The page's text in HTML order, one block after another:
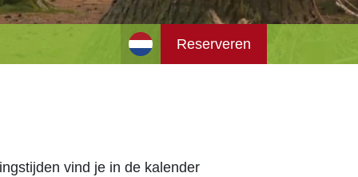
Reserveren
vind je in de kalender